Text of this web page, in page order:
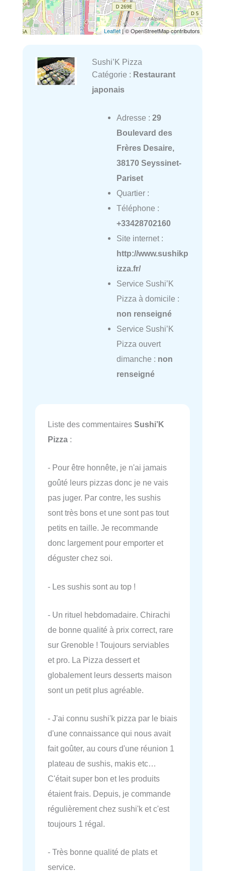
Leaflet| © OpenStreetMap contributors
Sushi’K Pizza
Catégorie : Restaurant
japonais
Adresse : 29
Boulevard des
Frères Desaire,
38170 Seyssinet-
Pariset
Quartier :
Téléphone :
+33428702160
Site internet :
http://www.sushikp
izza.fr/
Service Sushi’K
Pizza à domicile :
non renseigné
Service Sushi’K
Pizza ouvert
dimanche : non
renseigné
Liste des commentaires Sushi’K
Pizza :
- Pour être honnête, je n'ai jamais
goûté leurs pizzas donc je ne vais
pas juger. Par contre, les sushis
sont très bons et une sont pas tout
petits en taille. Je recommande
donc largement pour emporter et
déguster chez soi.
- Les sushis sont au top !
- Un rituel hebdomadaire. Chirachi
de bonne qualité à prix correct, rare
sur Grenoble ! Toujours serviables
et pro. La Pizza dessert et
globalement leurs desserts maison
sont un petit plus agréable.
- J'ai connu sushi'k pizza par le biais
d'une connaissance qui nous avait
fait goûter, au cours d'une réunion 1
plateau de sushis, makis etc…
C'était super bon et les produits
étaient frais. Depuis, je commande
régulièrement chez sushi'k et c'est
toujours 1 régal.
- Très bonne qualité de plats et
service.